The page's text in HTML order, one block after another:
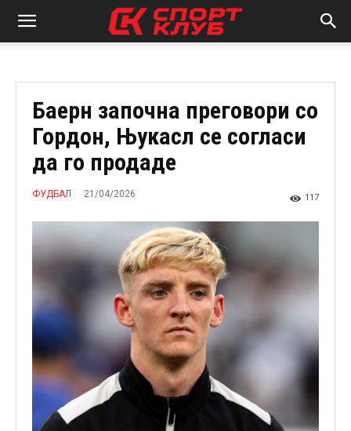
Баерн започна преговори со
Гордон, Њукасл се согласи
да го продаде
ФУДБАЛ 21/04/2026 117